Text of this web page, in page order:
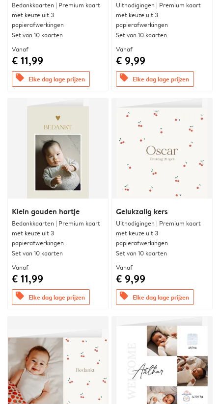
Bedankkaarten | Premium kaart
met keuze uit 3
papierafwerkingen
Set van 10 kaarten
Vanaf
€ 11,99
offers Elke dag lage prijzen
Uitnodigingen | Premium kaart
met keuze uit 3
papierafwerkingen
Set van 10 kaarten
Vanaf
€ 9,99
offers Elke dag lage prijzen
Klein gouden hartje
Bedankkaarten | Premium kaart
met keuze uit 3
papierafwerkingen
Set van 10 kaarten
Vanaf
€ 11,99
offers Elke dag lage prijzen
Gelukzalig kers
Uitnodigingen | Premium kaart
met keuze uit 3
papierafwerkingen
Set van 10 kaarten
Vanaf
€ 9,99
offers Elke dag lage prijzen